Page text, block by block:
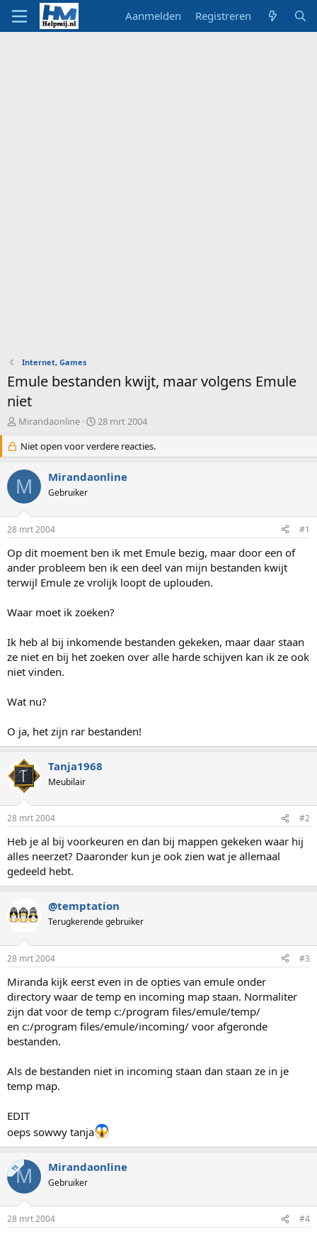
Aanmelden Registreren
Internet, Games
Emule bestanden kwijt, maar volgens Emule
niet
O
d
e
r
w
e
s
t
a
r
t
r
Mirandaonline
S
a
r
d
m
28 mrt 2004
Niet open voor verdere reacties.
M Mirandaonline
Gebruiker
28 mrt 2004 #1
Op dit moement ben ik met Emule bezig, maar door een of
ander probleem ben ik een deel van mijn bestanden kwijt
terwijl Emule ze vrolijk loopt de uplouden.
Waar moet ik zoeken?
Ik heb al bij inkomende bestanden gekeken, maar daar staan
ze niet en bij het zoeken over alle harde schijven kan ik ze ook
niet vinden.
Wat nu?
O ja, het zijn rar bestanden!
Tanja1968
Meubilair
28 mrt 2004 #2
Heb je al bij voorkeuren en dan bij mappen gekeken waar hij
alles neerzet? Daaronder kun je ook zien wat je allemaal
gedeeld hebt.
@temptation
Terugkerende gebruiker
28 mrt 2004 #3
Miranda kijk eerst even in de opties van emule onder
directory waar de temp en incoming map staan. Normaliter
zijn dat voor de temp c:/program files/emule/temp/
en c:/program files/emule/incoming/ voor afgeronde
bestanden.
Als de bestanden niet in incoming staan dan staan ze in je
temp map.
EDIT
oeps sowwy tanja
TSM Mirandaonline
Gebruiker
28 mrt 2004 #4